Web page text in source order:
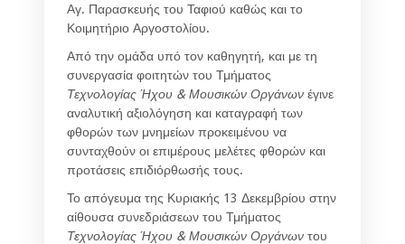
Αγ. Παρασκευής του Ταφιού καθώς και το
Κοιμητήριο Αργοστολίου.
Από την ομάδα υπό τον καθηγητή, και με τη
συνεργασία φοιτητών του Τμήματος
Τεχνολογίας Ήχου & Μουσικών Οργάνων έγινε
αναλυτική αξιολόγηση και καταγραφή των
φθορών των μνημείων προκειμένου να
συνταχθούν οι επιμέρους μελέτες φθορών και
προτάσεις επιδιόρθωσής τους.
Το απόγευμα της Κυριακής 13 Δεκεμβρίου στην
αίθουσα συνεδριάσεων του Τμήματος
Τεχνολογίας Ήχου & Μουσικών Οργάνων του